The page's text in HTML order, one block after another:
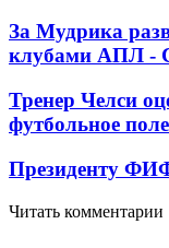
За Мудрика
клубами АПЛ
Тренер Челси
футбольное поле
Президенту
Читать комментарии